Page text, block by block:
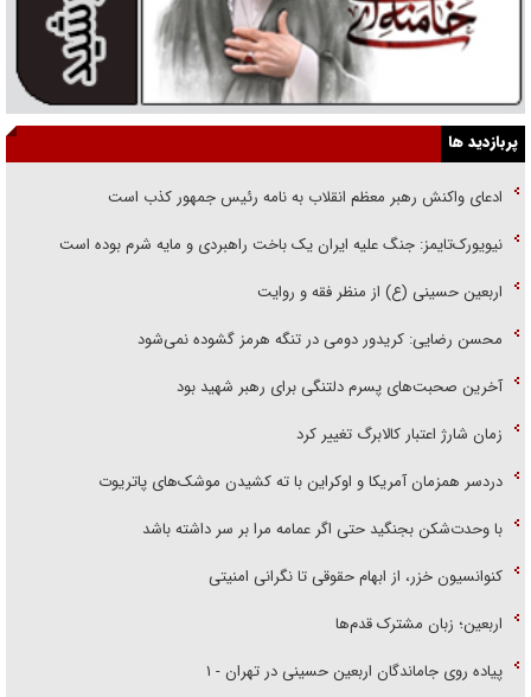
پربازدید ها
ادعای واکنش رهبر معظم انقلاب به نامه رئیس جمهور کذب است
نیویورک‌تایمز: جنگ علیه ایران یک باخت راهبردی و مایه شرم بوده است
اربعین حسینی (ع) از منظر فقه و روایت
محسن رضایی: کریدور دومی در تنگه هرمز گشوده نمی‌شود
آخرین صحبت‌های پسرم دلتنگی برای رهبر شهید بود
زمان شارژ اعتبار کالابرگ تغییر کرد
دردسر همزمان آمریکا و اوکراین با ته کشیدن موشک‌های پاتریوت
با وحدت‌شکن بجنگید حتی اگر عمامه مرا بر سر داشته باشد
کنوانسیون خزر، از ابهام حقوقی تا نگرانی امنیتی
اربعین؛ زبان مشترک قدم‌ها
پیاده روی جاماندگان اربعین حسینی در تهران - ۱